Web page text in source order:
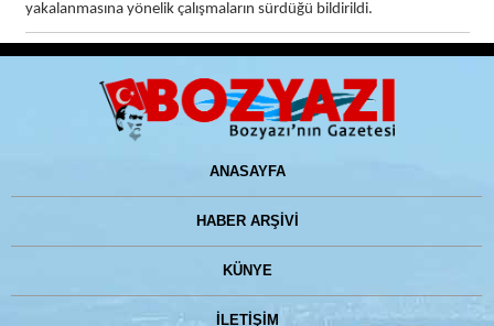
yakalanmasına yönelik çalışmaların sürdüğü bildirildi.
ANASAYFA
HABER ARŞİVİ
KÜNYE
İLETİŞİM